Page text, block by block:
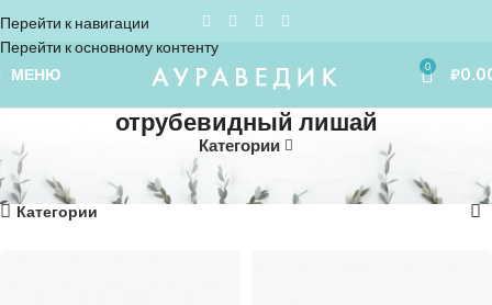
Перейти к навигации
Перейти к основному контенту
МЕНЮ 0 ₽
отрубевидный лишай
Категории
Home отрубевидный лишай Показаны все (2)
Категории